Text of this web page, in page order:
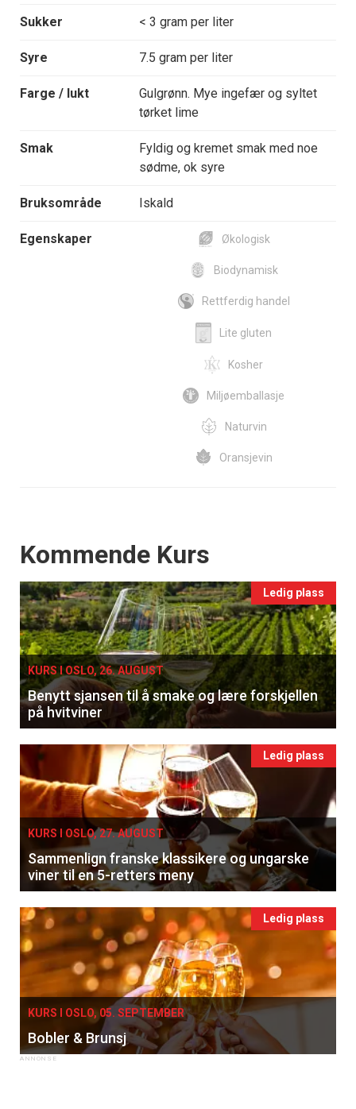
Sukker < 3 gram per liter
Syre 7.5 gram per liter
Farge / lukt
Gulgrønn. Mye ingefær og syltet
tørket lime
Smak
Fyldig og kremet smak med noe
sødme, ok syre
Bruksområde Iskald
Egenskaper Økologisk
Biodynamisk
Rettferdig handel
Lite gluten
Kosher
Miljøemballasje
Naturvin
Oransjevin
Events
Kommende Kurs
Ledig plass
KURS I OSLO, 26. AUGUST
Benytt sjansen til å smake og lære forskjellen
på hvitviner
Ledig plass
KURS I OSLO, 27. AUGUST
Sammenlign franske klassikere og ungarske
viner til en 5-retters meny
Ledig plass
KURS I OSLO, 05. SEPTEMBER
Bobler & Brunsj